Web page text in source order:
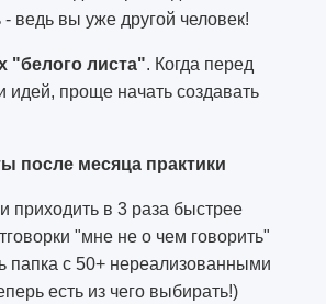
ведь вы уже другой человек!
"белого листа". Когда перед
идей, проще начать создавать
после месяца практики
приходить в 3 раза быстрее
"мне не о чем говорить"
папка с 50+ нереализованными
есть из чего выбирать!)